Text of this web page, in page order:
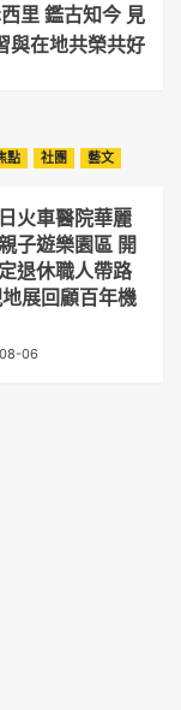
里 鑑古知今 見
與在地共榮共好
點 社團 藝文
火車醫院華麗
子遊樂園區 開
退休職人帶路
展回顧百年機
06